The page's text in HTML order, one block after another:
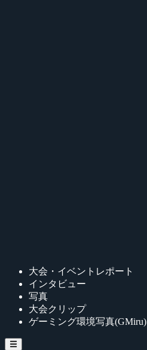
大会・イベントレポート
インタビュー
写真
大会クリップ
ゲーミング環境写真(GMiru)